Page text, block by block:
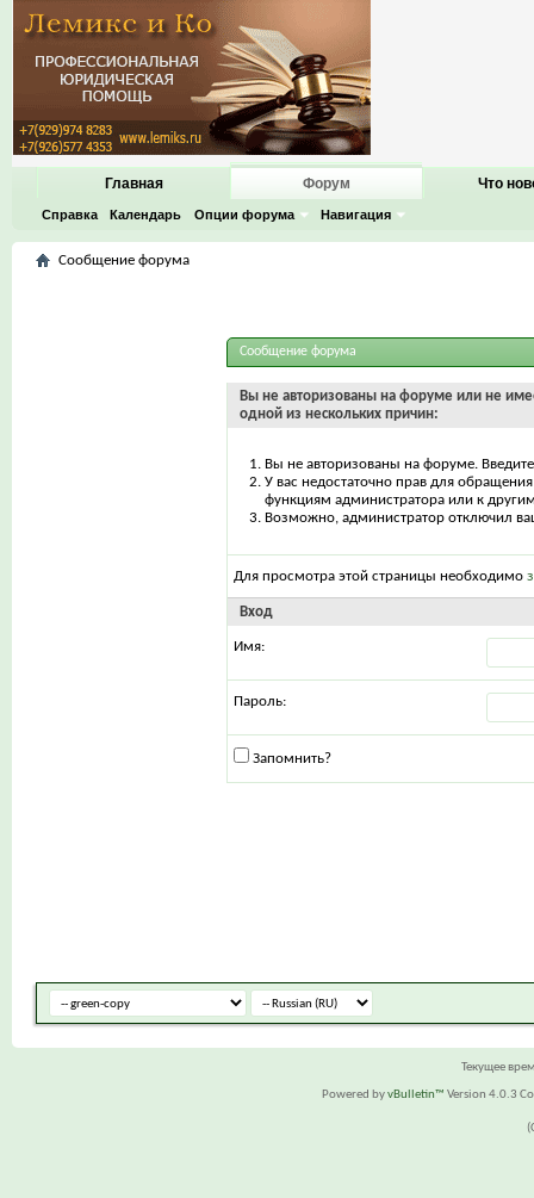
Главная Форум
Справка Календарь Опции форума Навигация
Что
Сообщение форума
Сообщение форума
Вы не авторизованы на форуме или не
одной из нескольких причин:
Вы не авторизованы на форуме.
У вас недостаточно прав для
функциям администратора или к
Возможно, администратор отключил
Для просмотра этой страницы необходимо
Вход
Имя:
Пароль:
Запомнить?
Текущее
Powered byvBulletin™ Version 4.0.3